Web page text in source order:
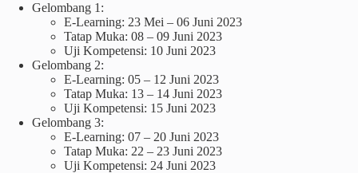
Gelombang 1:
E-Learning: 23 Mei – 06 Juni 2023
Tatap Muka: 08 – 09 Juni 2023
Uji Kompetensi: 10 Juni 2023
Gelombang 2:
E-Learning: 05 – 12 Juni 2023
Tatap Muka: 13 – 14 Juni 2023
Uji Kompetensi: 15 Juni 2023
Gelombang 3:
E-Learning: 07 – 20 Juni 2023
Tatap Muka: 22 – 23 Juni 2023
Uji Kompetensi: 24 Juni 2023